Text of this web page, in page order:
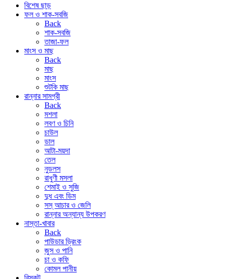
বিশেষ ছাড়
ফল ও শাক-সবজি
Back
শাক-সবজি
তাজা-ফল
মাংস ও মাছ
Back
মাছ
মাংস
শুটকি মাছ
রান্নার সামগ্রী
Back
মশলা
লবণ ও চিনি
চাউল
ডাল
আটা-ময়দা
তেল
নুডলস
রাধুণী মসলা
শেমাই ও সুজি
দুধ এবং ডিম
সস্ আচার ও জেলি
রান্নার অন্যান্য উপকরণ
নাস্তা-খাবার
Back
পাউডার ড্রিংক
জুস ও পানি
চা ও কফি
কোমল পানীয়